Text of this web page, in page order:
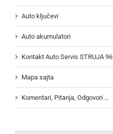
Auto ključevi
Auto akumulatori
Kontakt Auto Servis STRUJA 96
Mapa sajta
Komentari, Pitanja, Odgovori …